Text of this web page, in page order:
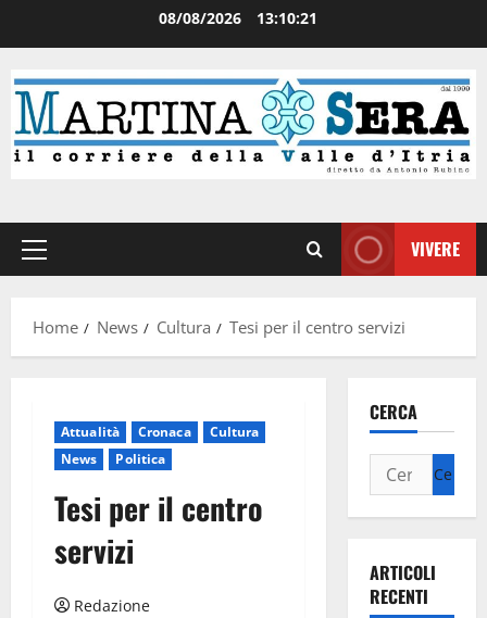
08/08/2026 13:10:22
VIVERE
Home News Cultura Tesi per il centro servizi
Attualità Cronaca
Cultura
News
Politica
Tesi per il centro
servizi
Redazione
CERCA
ARTICOLI
RECENTI